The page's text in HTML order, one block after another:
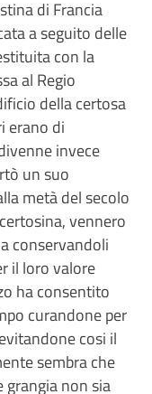
di Francia
a seguito delle
con la
al Regio
della certosa
erano di
invece
un suo
metà del secolo
vennero
conservandoli
il loro valore
ha consentito
curandone per
cosi il
sembra che
non sia